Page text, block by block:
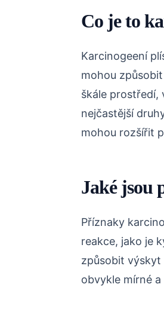
Co je to
Karcinogeení
mohou
škále prostředí,
nejčastější
mohou rozšířit
Jaké jsou
Příznaky
reakce, jako je
způsobit výskyt
obvykle mírné